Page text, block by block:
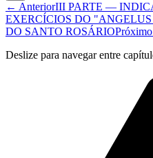
← AnteriorIII PARTE —
EXERCÍCIOS DO
DO SANTO ROSÁRIO
Deslize para navegar entre